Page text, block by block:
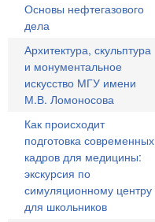
Основы нефтегазового
дела
Архитектура, скульптура
и монументальное
искусство МГУ имени
М.В. Ломоносова
Как происходит
подготовка современных
кадров для медицины:
экскурсия по
симуляционному центру
для школьников